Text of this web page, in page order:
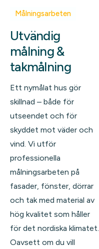
Målningsarbeten
Utvändig
målning &
takmålning
Ett nymålat hus gör
skillnad – både för
utseendet och för
skyddet mot väder och
vind. Vi utför
professionella
målningsarbeten på
fasader, fönster, dörrar
och tak med material av
hög kvalitet som håller
för det nordiska klimatet.
Oavsett om du vill